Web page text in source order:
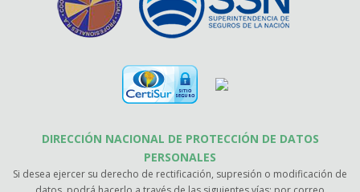
DIRECCIÓN NACIONAL DE PROTECCIÓN DE DATOS
PERSONALES
Si desea ejercer su derecho de rectificación, supresión o modificación de